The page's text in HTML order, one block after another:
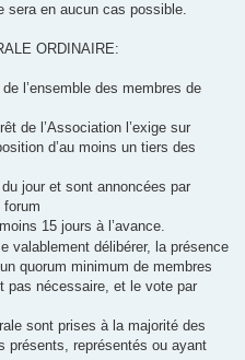
sera en aucun cas possible.
ORDINAIRE:
l’ensemble des membres de
de l’Association l’exige sur
d’au moins un tiers des
jour et sont annoncées par
forum
15 jours à l’avance.
valablement délibérer, la présence
quorum minimum de membres
pas nécessaire, et le vote par
sont prises à la majorité des
présents, représentés ou ayant